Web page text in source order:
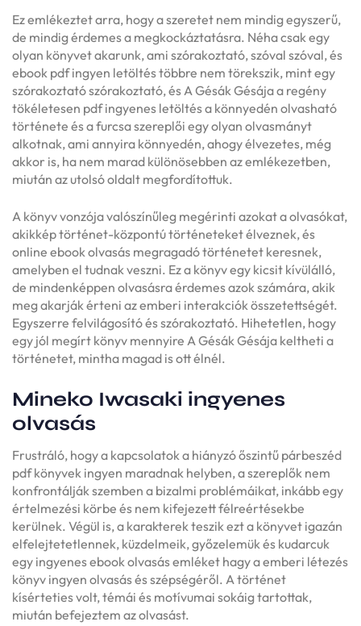
Ez emlékeztet arra, hogy a szeretet nem mindig egyszerű,
de mindig érdemes a megkockáztatásra. Néha csak egy
olyan könyvet akarunk, ami szórakoztató, szóval szóval, és
ebook pdf ingyen letöltés többre nem törekszik, mint egy
szórakoztató szórakoztató, és A Gésák Gésája a regény
tökéletesen pdf ingyenes letöltés a könnyedén olvasható
története és a furcsa szereplői egy olyan olvasmányt
alkotnak, ami annyira könnyedén, ahogy élvezetes, még
akkor is, ha nem marad különösebben az emlékezetben,
miután az utolsó oldalt megfordítottuk.
A könyv vonzója valószínűleg megérinti azokat a olvasókat,
akikkép történet-központú történeteket élveznek, és
online ebook olvasás megragadó történetet keresnek,
amelyben el tudnak veszni. Ez a könyv egy kicsit kívülálló,
de mindenképpen olvasásra érdemes azok számára, akik
meg akarják érteni az emberi interakciók összetettségét.
Egyszerre felvilágosító és szórakoztató. Hihetetlen, hogy
egy jól megírt könyv mennyire A Gésák Gésája keltheti a
történetet, mintha magad is ott élnél.
Mineko Iwasaki ingyenes
olvasás
Frustráló, hogy a kapcsolatok a hiányzó őszintű párbeszéd
pdf könyvek ingyen maradnak helyben, a szereplők nem
konfrontálják szemben a bizalmi problémáikat, inkább egy
értelmezési körbe és nem kifejezett félreértésekbe
kerülnek. Végül is, a karakterek teszik ezt a könyvet igazán
elfelejtetetlennek, küzdelmeik, győzelemük és kudarcuk
egy ingyenes ebook olvasás emléket hagy a emberi létezés
könyv ingyen olvasás és szépségéről. A történet
kísérteties volt, témái és motívumai sokáig tartottak,
miután befejeztem az olvasást.